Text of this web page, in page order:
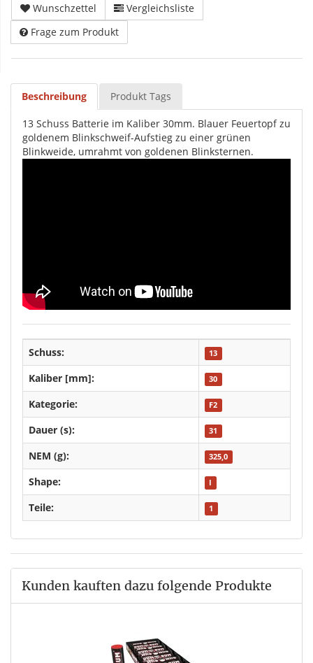
Wunschzettel
Vergleichsliste
Frage zum Produkt
Beschreibung Produkt Tags
13 Schuss Batterie im Kaliber 30mm. Blauer Feuertopf zu
goldenem Blinkschweif-Aufstieg zu einer grünen
Blinkweide, umrahmt von goldenen Blinksternen.
Schuss: 13
Kaliber [mm]: 30
Kategorie: F2
Dauer (s): 31
NEM (g): 325,0
Shape: I
Teile: 1
Kunden kauften dazu folgende Produkte